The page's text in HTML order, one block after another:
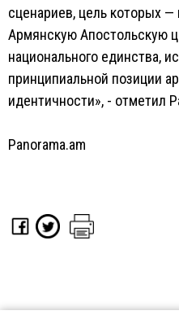
сценариев, цель которых —
Армянскую Апостольскую
национального единства,
принципиальной позиции
идентичности», - отметил
Panorama.am